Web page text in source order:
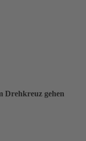
Drehkreuz gehen